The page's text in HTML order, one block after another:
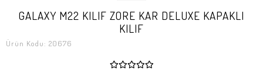
GALAXY M22 KILIF ZORE KAR DELUXE KAPAKLI
KILIF
Ürün Kodu: 20676